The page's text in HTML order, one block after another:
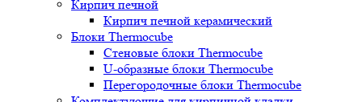
Кирпич печной
Кирпич печной керамический
Блоки Thermocube
Стеновые блоки Thermocube
U-образные блоки Thermocube
Перегородочные блоки Thermocube